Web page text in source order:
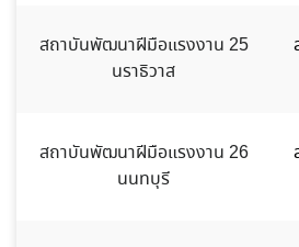
สถาบันพัฒนาฝีมือแรงงาน 25
นราธิวาส
สถาบันพัฒนาฝีมือแรงงาน 26
นนทบุรี